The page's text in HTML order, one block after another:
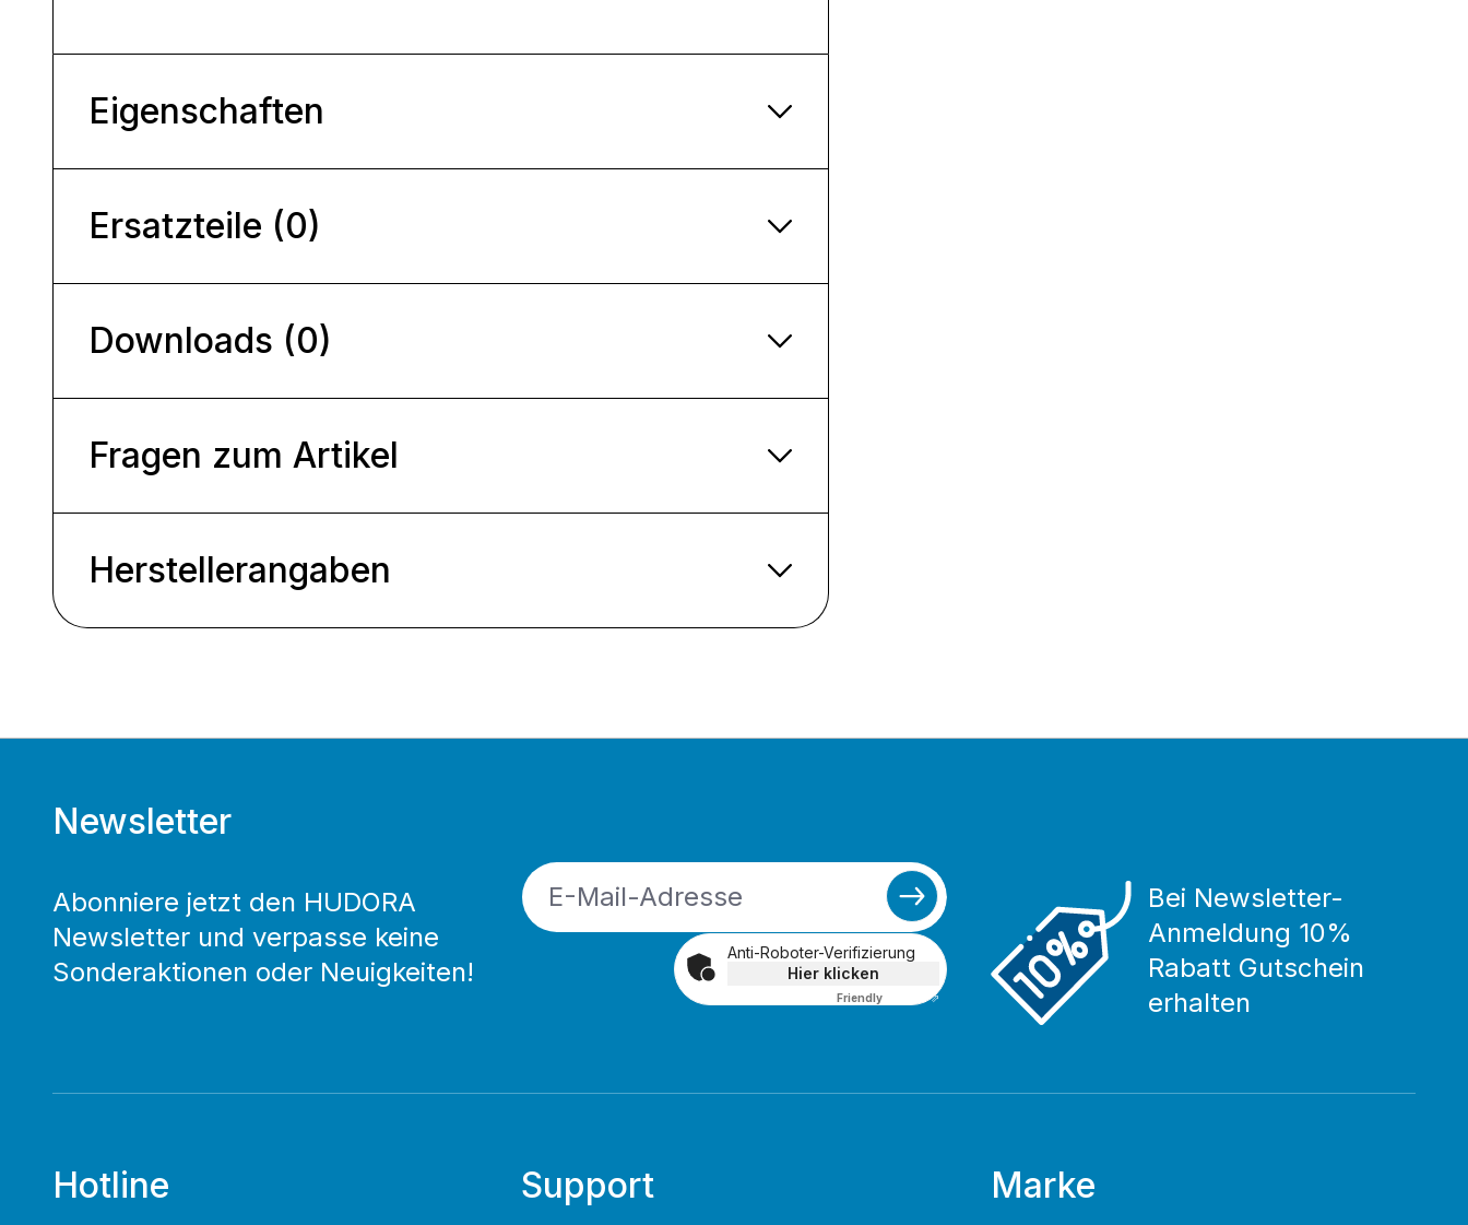
Eigenschaften
Ersatzteile (0)
Downloads (0)
Fragen zum Artikel
Herstellerangaben
Newsletter
Abonniere jetzt den HUDORA
Newsletter und verpasse keine
Sonderaktionen oder Neuigkeiten!
Anti-Roboter-Verifizierung
Hier klicken
FriendlyCaptcha ⇗
Bei Newsletter-
Anmeldung 10%
Rabatt Gutschein
erhalten
Hotline Support Marke